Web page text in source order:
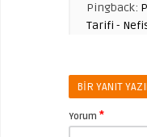
Pingback:
Tarifi -
BIR YANIT
Yorum *